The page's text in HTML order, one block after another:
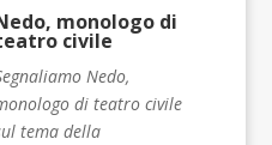
monologo di
civile
Nedo,
di teatro civile
tema della